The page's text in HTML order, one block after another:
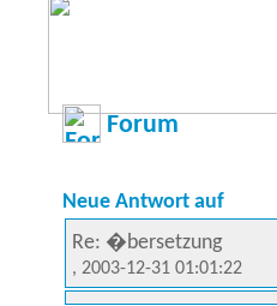
Forum
Neue Antwort auf
Re: �bersetzung
, 2003-12-31 01:01:22